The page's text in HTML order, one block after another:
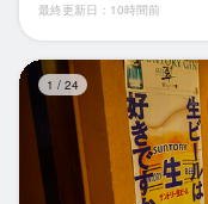
最終更新日：10時間前
1 / 24